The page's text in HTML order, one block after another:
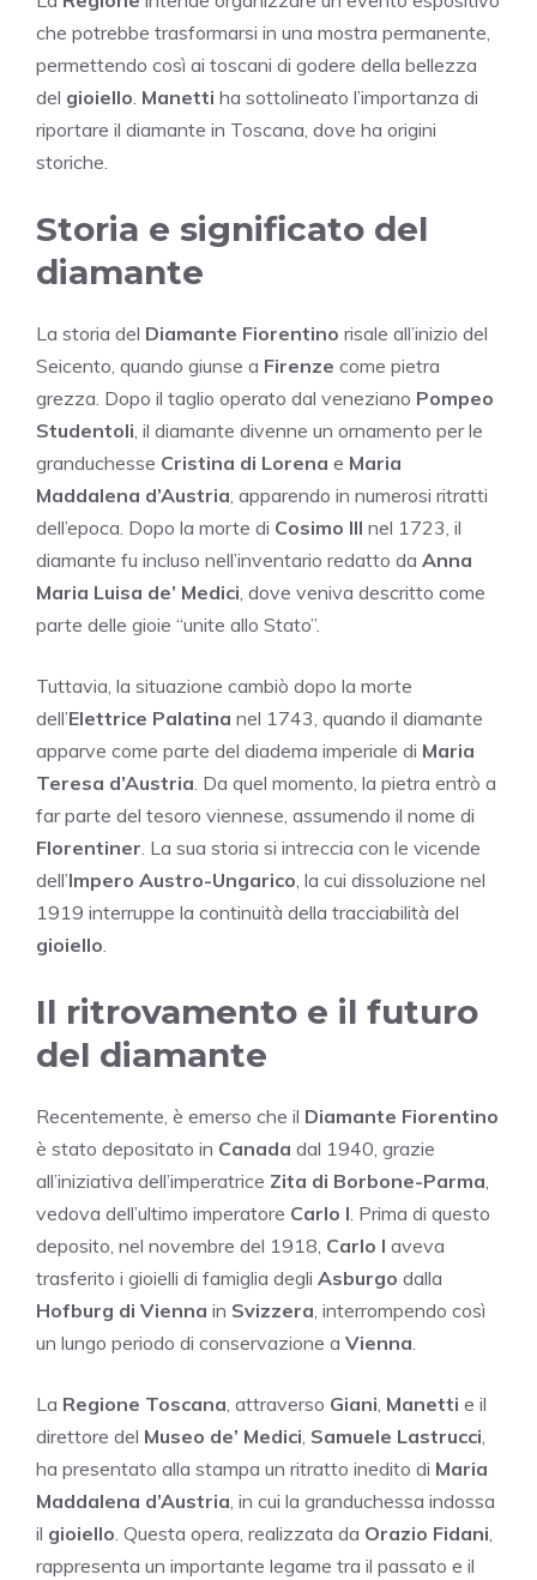
che potrebbe trasformarsi in una mostra permanente,
permettendo così ai toscani di godere della bellezza
del gioiello. Manetti ha sottolineato l’importanza di
riportare il diamante in Toscana, dove ha origini
storiche.
Storia e significato del
diamante
La storia del Diamante Fiorentino risale all’inizio del
Seicento, quando giunse a Firenze come pietra
grezza. Dopo il taglio operato dal veneziano Pompeo
Studentoli, il diamante divenne un ornamento per le
granduchesse Cristina di Lorena e Maria
Maddalena d’Austria, apparendo in numerosi ritratti
dell’epoca. Dopo la morte di Cosimo III nel 1723, il
diamante fu incluso nell’inventario redatto da Anna
Maria Luisa de’ Medici, dove veniva descritto come
parte delle gioie “unite allo Stato”.
Tuttavia, la situazione cambiò dopo la morte
dell’Elettrice Palatina nel 1743, quando il diamante
apparve come parte del diadema imperiale di Maria
Teresa d’Austria. Da quel momento, la pietra entrò a
far parte del tesoro viennese, assumendo il nome di
Florentiner. La sua storia si intreccia con le vicende
dell’Impero Austro-Ungarico, la cui dissoluzione nel
1919 interruppe la continuità della tracciabilità del
gioiello.
Il ritrovamento e il futuro
del diamante
Recentemente, è emerso che il Diamante Fiorentino
è stato depositato in Canada dal 1940, grazie
all’iniziativa dell’imperatrice Zita di Borbone-Parma,
vedova dell’ultimo imperatore Carlo I. Prima di questo
deposito, nel novembre del 1918, Carlo I aveva
trasferito i gioielli di famiglia degli Asburgo dalla
Hofburg di Vienna in Svizzera, interrompendo così
un lungo periodo di conservazione a Vienna.
La Regione Toscana, attraverso Giani, Manetti e il
direttore del Museo de’ Medici, Samuele Lastrucci,
ha presentato alla stampa un ritratto inedito di Maria
Maddalena d’Austria, in cui la granduchessa indossa
il gioiello. Questa opera, realizzata da Orazio Fidani,
rappresenta un importante legame tra il passato e il